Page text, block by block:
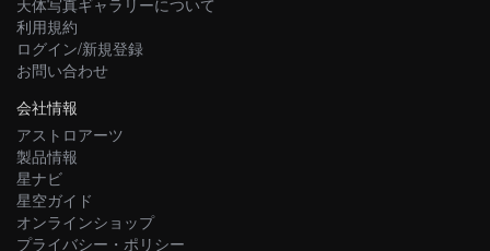
利用規約
ログイン/新規登録
お問い合わせ
会社情報
アストロアーツ
製品情報
星ナビ
星空ガイド
オンラインショップ
プライバシー・ポリシー